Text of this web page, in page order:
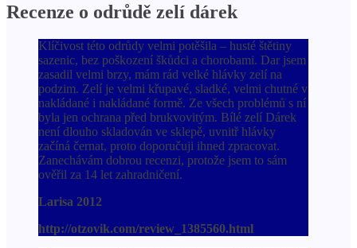
Recenze o odrůdě zelí dárek
Klíčivost této odrůdy velmi potěšila – husté štětiny
sazenic, bez poškození škůdci a chorobami. Dar jsem
zasadil velmi brzy, mám rád velké hlávky zelí na
podzim. Zelí je velmi křupavé, sladké, velmi chutné v
nakládané i nakládané formě. Ze všech problémů s ní
byla jen ochrana před brukvovitým. Bílé zelí Dárek
není dlouho skladován ve sklepě, uvnitř hlávky
začíná černat, proto doporučuji ihned zpracovat.
Zanechávám dobrou recenzi, protože jsem to sám
ověřil za 14 let zahradničení.
Larisa 2012
http://otzovik.com/review_1385560.html